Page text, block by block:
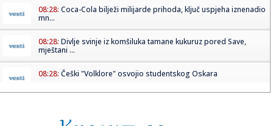
08:28: Coca-Cola bilježi milijarde prihoda, ključ uspjeha iznenadio
mn...
08:28: Divlje svinje iz komšiluka tamane kukuruz pored Save,
mještani ...
08:28: Češki "Volklore" osvojio studentskog Oskara